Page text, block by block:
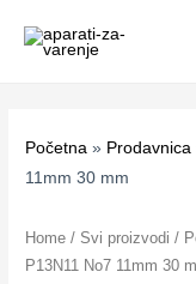
Početna » Prodavnica
11mm 30 mm
Home / Svi proizvodi /
P13N11 No7 11mm 30
Šoba
keramička